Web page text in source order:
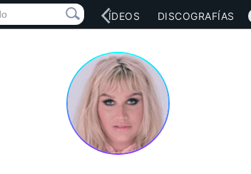
MÚSICA VÍDEOS DISCOGRAFÍAS